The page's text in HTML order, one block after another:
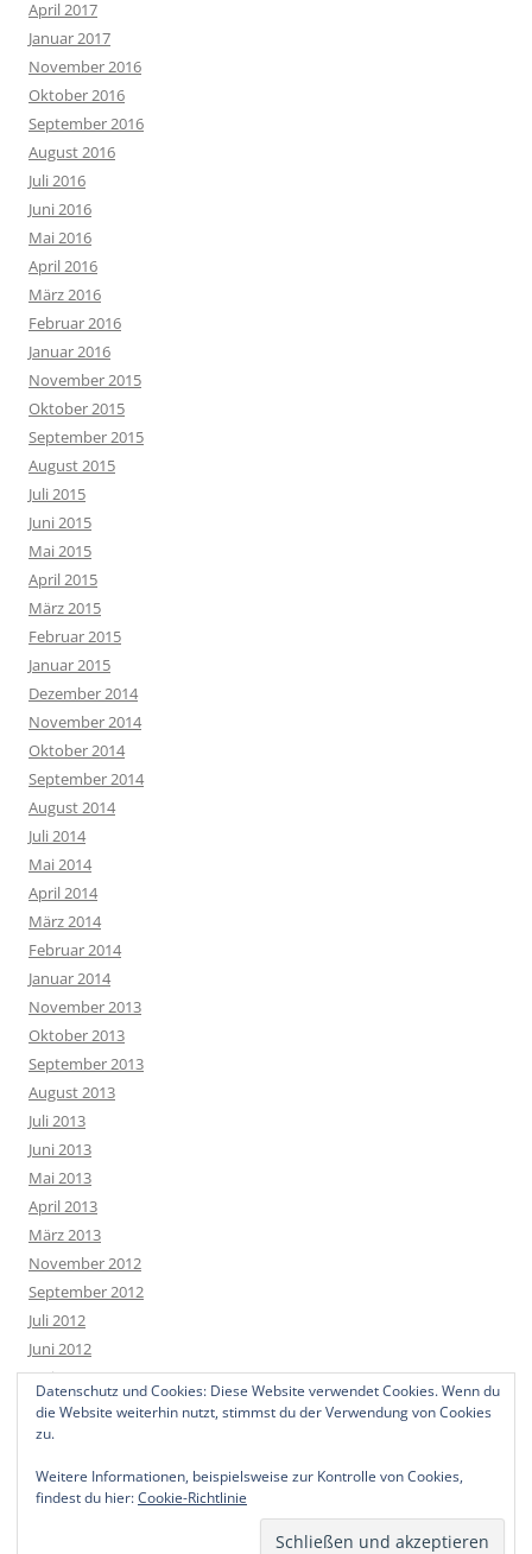
April 2017
Januar 2017
November 2016
Oktober 2016
September 2016
August 2016
Juli 2016
Juni 2016
Mai 2016
April 2016
März 2016
Februar 2016
Januar 2016
November 2015
Oktober 2015
September 2015
August 2015
Juli 2015
Juni 2015
Mai 2015
April 2015
März 2015
Februar 2015
Januar 2015
Dezember 2014
November 2014
Oktober 2014
September 2014
August 2014
Juli 2014
Mai 2014
April 2014
März 2014
Februar 2014
Januar 2014
November 2013
Oktober 2013
September 2013
August 2013
Juli 2013
Juni 2013
Mai 2013
April 2013
März 2013
November 2012
September 2012
Juli 2012
Juni 2012
Mai 2012
April 2012
März 2012
Datenschutz und Cookies: Diese Website verwendet Cookies. Wenn du
die Website weiterhin nutzt, stimmst du der Verwendung von Cookies
zu.
Weitere Informationen, beispielsweise zur Kontrolle von Cookies,
findest du hier:Cookie-Richtlinie